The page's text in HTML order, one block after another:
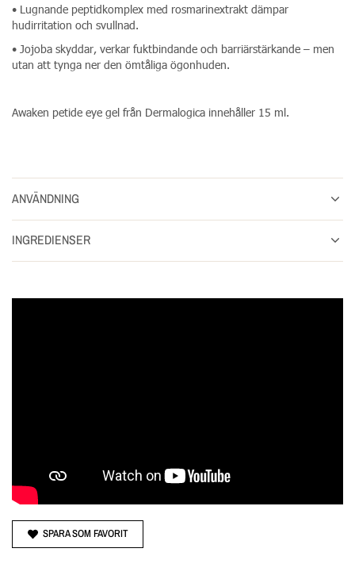
ANVÄNDNING
INGREDIENSER
• Lugnande peptidkomplex med rosmarinextrakt dämpar
hudirritation och svullnad.
• Jojoba skyddar, verkar fuktbindande och barriärstärkande – men
utan att tynga ner den ömtåliga ögonhuden.
Awaken petide eye gel från Dermalogica innehåller 15 ml.
SPARA SOM FAVORIT